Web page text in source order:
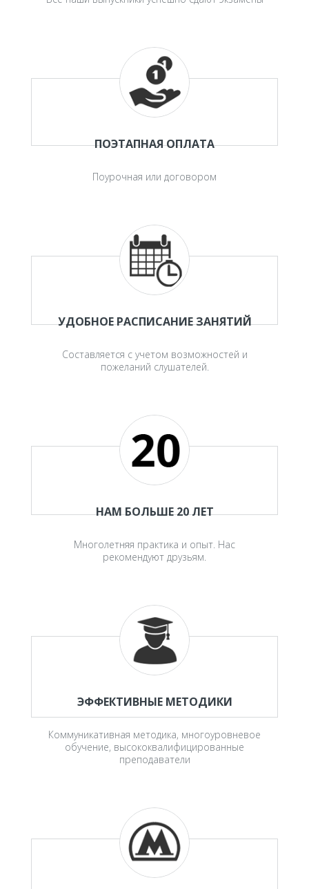
ПОЭТАПНАЯ ОПЛАТА
Поурочная или договором
УДОБНОЕ РАСПИСАНИЕ ЗАНЯТИЙ
Составляется с учетом возможностей и
пожеланий слушателей.
НАМ БОЛЬШЕ 20 ЛЕТ
Многолетняя практика и опыт. Нас
рекомендуют друзьям.
ЭФФЕКТИВНЫЕ МЕТОДИКИ
Коммуникативная методика, многоуровневое
обучение, высококвалифицированные
преподаватели